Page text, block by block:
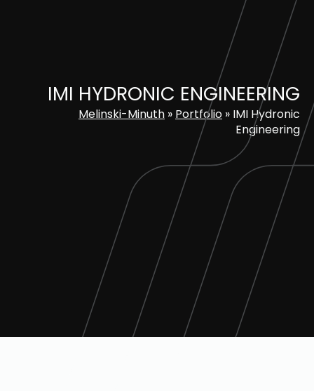
IMI HYDRONIC ENGINEERING
Melinski-Minuth » Portfolio » IMI Hydronic
Engineering